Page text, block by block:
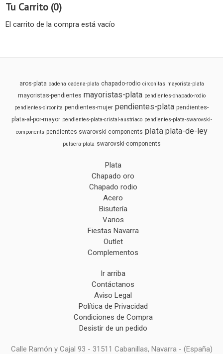
Tu Carrito (0)
El carrito de la compra está vacío
aros-plata cadena cadena-plata chapado-rodio circonitas mayorista-plata
mayoristas-pendientes mayoristas-plata pendientes-chapado-rodio
pendientes-circonita pendientes-mujer pendientes-plata pendientes-
plata-al-por-mayor pendientes-plata-cristal-austriaco pendientes-plata-swarovski-
components pendientes-swarovski-components plata plata-de-ley
pulsera-plata swarovski-components
Plata
Chapado oro
Chapado rodio
Acero
Bisutería
Varios
Fiestas Navarra
Outlet
Complementos
Ir arriba
Contáctanos
Aviso Legal
Política de Privacidad
Condiciones de Compra
Desistir de un pedido
Calle Ramón y Cajal 93 - 31511 Cabanillas, Navarra - (España)